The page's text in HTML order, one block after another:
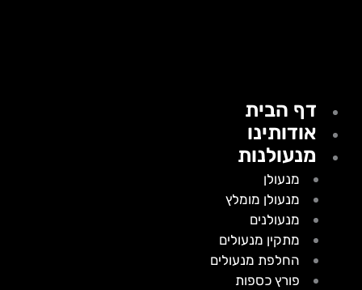
דף הבית
אודותינו
מנעולנות
מנעולן
מנעולן מומלץ
מנעולנים
מתקין מנעולים
החלפת מנעולים
פורץ כספות